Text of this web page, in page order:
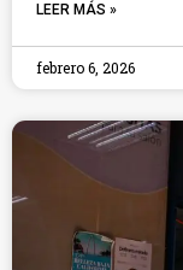
LEER MÁS »
febrero 6, 2026